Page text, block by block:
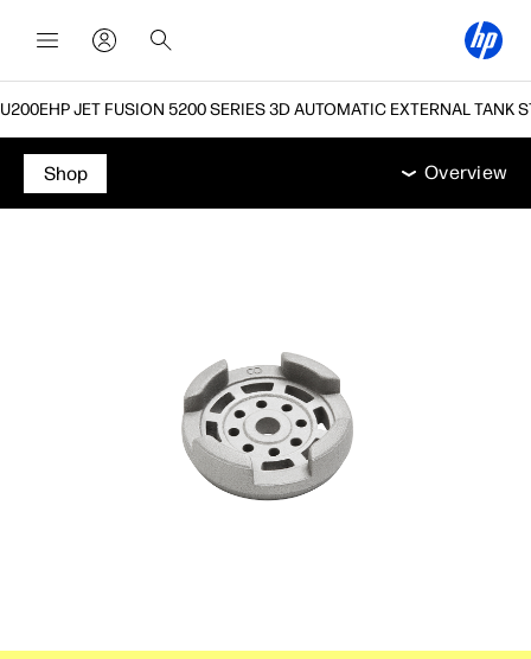
HP JET FUSION 5200 SERIES 3D AUTOMATIC EXTERNAL TANK
Overview
תמיכה
Overview
Shop